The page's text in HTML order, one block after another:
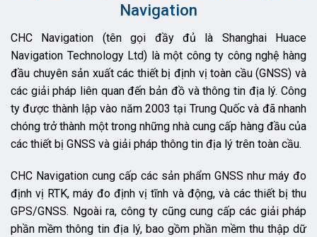
Navigation
CHC Navigation (tên gọi đầy đủ là Shanghai Huace
Navigation Technology Ltd) là một công ty công nghệ hàng
đầu chuyên sản xuất các thiết bị định vị toàn cầu (GNSS) và
các giải pháp liên quan đến bản đồ và thông tin địa lý. Công
ty được thành lập vào năm 2003 tại Trung Quốc và đã nhanh
chóng trở thành một trong những nhà cung cấp hàng đầu của
các thiết bị GNSS và giải pháp thông tin địa lý trên toàn cầu.
CHC Navigation cung cấp các sản phẩm GNSS như máy đo
định vị RTK, máy đo định vị tĩnh và động, và các thiết bị thu
GPS/GNSS. Ngoài ra, công ty cũng cung cấp các giải pháp
phần mềm thông tin địa lý, bao gồm phần mềm thu thập dữ